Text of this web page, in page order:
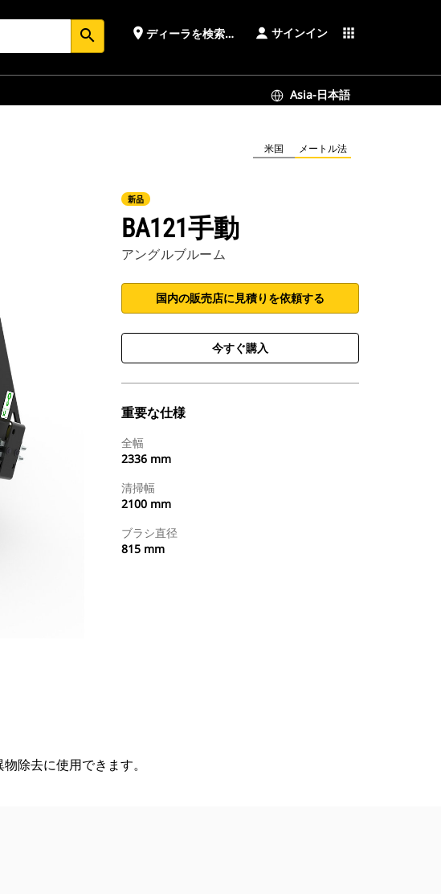
search place ディーラを検索する サインイン apps
Asia-日本語
米国 メートル法
新品
BA121手動
アングルブルーム
国内の販売店に見積りを依頼する
今すぐ購入
重要な仕様
全幅
2336 mm
清掃幅
2100 mm
ブラシ直径
815 mm
除去に使用できます。